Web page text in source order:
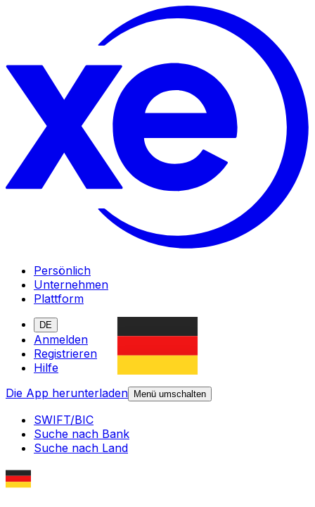
Persönlich
Unternehmen
Plattform
DE
Anmelden
Registrieren
Hilfe
Die App herunterladen
Menü umschalten
SWIFT/BIC
Suche nach Bank
Suche nach Land